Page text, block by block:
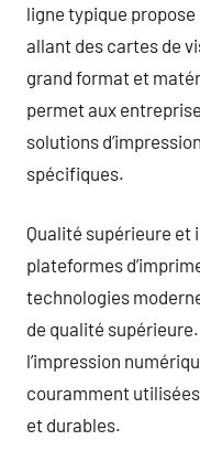
ligne typique
allant des cartes de
grand format et
permet aux
solutions
spécifiques.
Qualité supérieure
plateformes
technologies
de qualité
l’impression
couramment
et durables.